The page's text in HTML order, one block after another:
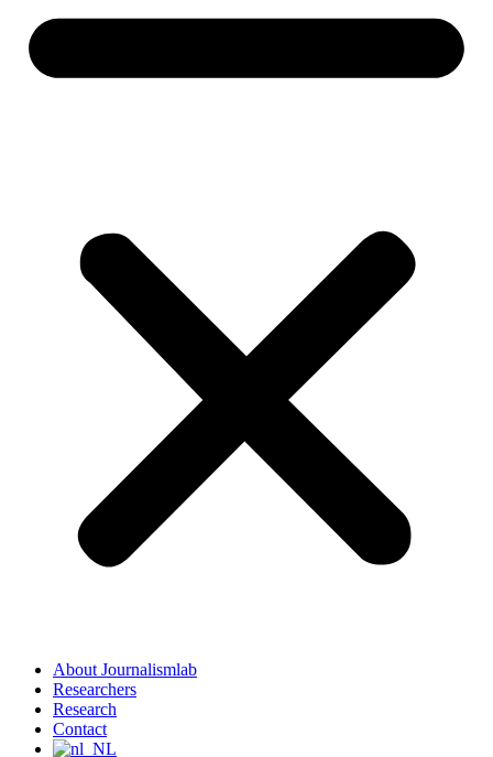
About Journalismlab
Researchers
Research
Contact